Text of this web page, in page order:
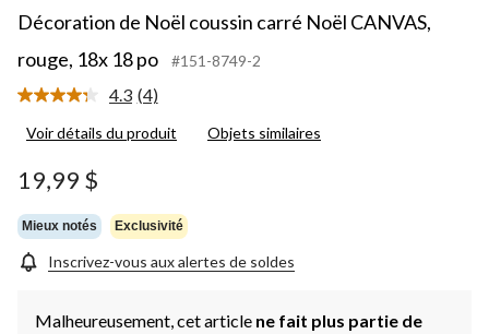
Décoration de Noël coussin carré Noël CANVAS,
rouge, 18x 18 po
#151-8749-2
4.3 Lire
4
même
page.
(4)
Voir détails du produit Objets similaires
19,99 $
Mieux notés Exclusivité
Inscrivez-vous aux alertes de soldes
Malheureusement, cet article ne fait plus partie de